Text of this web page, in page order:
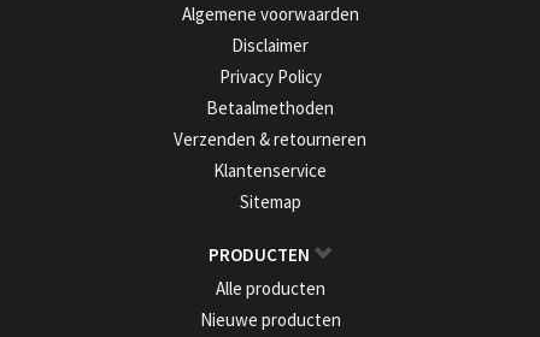
Algemene voorwaarden
Disclaimer
Privacy Policy
Betaalmethoden
Verzenden & retourneren
Klantenservice
Sitemap
PRODUCTEN
Alle producten
Nieuwe producten